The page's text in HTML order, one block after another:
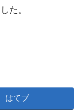
た。
はてブ